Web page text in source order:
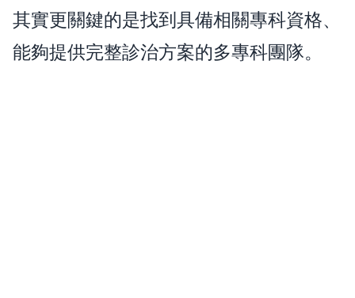
其實更關鍵的是找到具備相關專科資格、
能夠提供完整診治方案的多專科團隊。